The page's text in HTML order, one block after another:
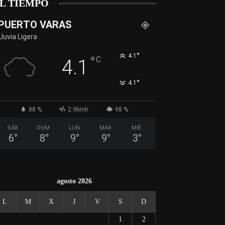
TIEMPO
VARAS
Ligera
4.1 °C 4.1 °
4.1 °
88 % 2.9kmh 98 %
SÁB
6°
DOM
8°
LUN
9°
MAR
9°
MIÉ
3°
agosto 2026
L M X J V S D
1 2